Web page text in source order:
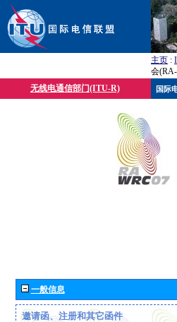
主页 :
会
无线电通信部门(ITU-R)
一般信息
邀请函、注册和其它函件
国际